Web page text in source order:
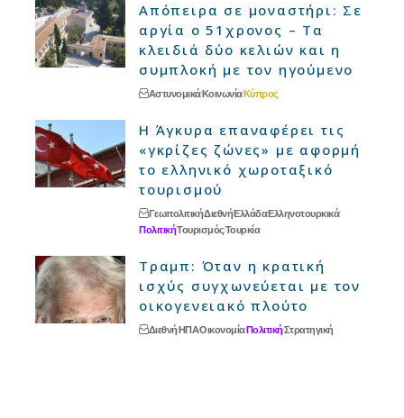
Απόπειρα σε μοναστήρι: Σε
αργία ο 51χρονος – Τα
κλειδιά δύο κελιών και η
συμπλοκή με τον ηγούμενο
ΑστυνομικάΚοινωνίαΚύπρος
Η Άγκυρα επαναφέρει τις
«γκρίζες ζώνες» με αφορμή
το ελληνικό χωροταξικό
τουρισμού
ΓεωπολιτικήΔιεθνήΕλλάδαΕλληνοτουρκικά
ΠολιτικήΤουρισμόςΤουρκία
Τραμπ: Όταν η κρατική
ισχύς συγχωνεύεται με τον
οικογενειακό πλούτο
ΔιεθνήΗΠΑΟικονομίαΠολιτικήΣτρατηγική